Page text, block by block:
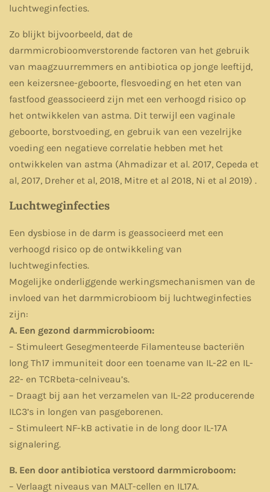
luchtweginfecties.
Zo blijkt bijvoorbeeld, dat de
darmmicrobioomverstorende factoren van het gebruik
van maagzuurremmers en antibiotica op jonge leeftijd,
een keizersnee-geboorte, flesvoeding en het eten van
fastfood geassocieerd zijn met een verhoogd risico op
het ontwikkelen van astma. Dit terwijl een vaginale
geboorte, borstvoeding, en gebruik van een vezelrijke
voeding een negatieve correlatie hebben met het
ontwikkelen van astma (Ahmadizar et al. 2017, Cepeda et
al, 2017, Dreher et al, 2018, Mitre et al 2018, Ni et al 2019) .
Luchtweginfecties
Een dysbiose in de darm is geassocieerd met een
verhoogd risico op de ontwikkeling van
luchtweginfecties.
Mogelijke onderliggende werkingsmechanismen van de
invloed van het darmmicrobioom bij luchtweginfecties
zijn:
A. Een gezond darmmicrobioom:
– Stimuleert Gesegmenteerde Filamenteuse bacteriën
long Th17 immuniteit door een toename van IL-22 en IL-
22- en TCRbeta-celniveau’s.
– Draagt bij aan het verzamelen van IL-22 producerende
ILC3’s in longen van pasgeborenen.
– Stimuleert NF-kB activatie in de long door IL-17A
signalering.
B. Een door antibiotica verstoord darmmicroboom:
– Verlaagt niveaus van MALT-cellen en IL17A.